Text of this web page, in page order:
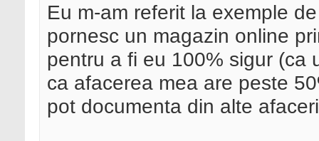
Eu m-am referit la exemple
pornesc un magazin online
pentru a fi eu 100% sigur (ca
ca afacerea mea are peste
pot documenta din alte